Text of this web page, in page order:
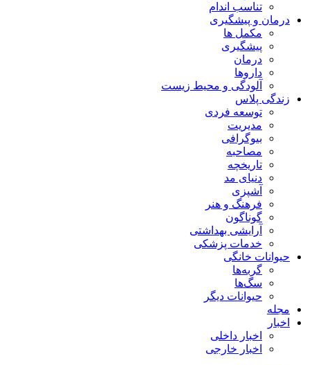
تناسب اندام
درمان و پیشگیری
مکمل ها
پیشگیری
درمان
داروها
آلودگی و محیط زیست
زندگی پلاس
توسعه فردی
مدیریت
بیوگرافی
مصاحبه
تاریخچه
دنیای مد
آشپزی
فرهنگ و هنر
گوناگون
آرایشی بهداشتی
خدمات پزشکی
حیوانات خانگی
گربه‌ها
سگ‌ها
حیوانات دیگر
مجله
اخبار
اخبار داخلی
اخبار خارجی